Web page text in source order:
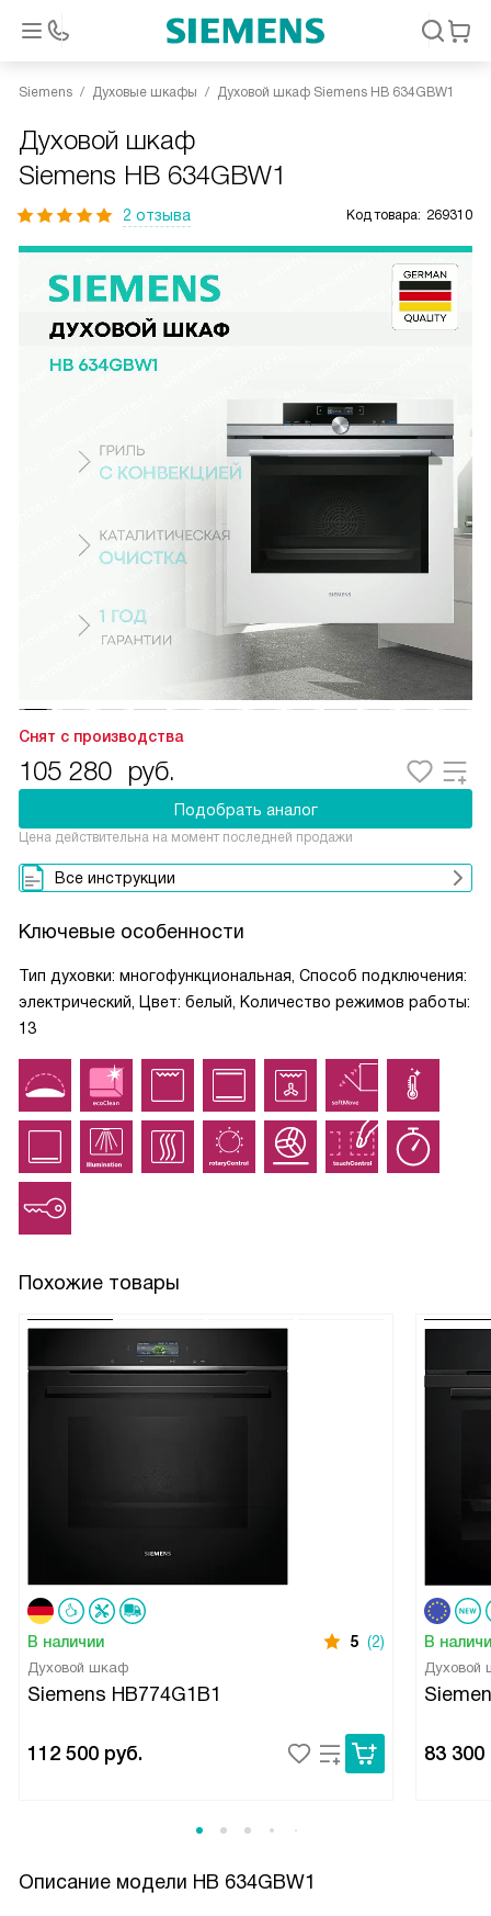
Siemens Духовые шкафы Духовой шкаф Siemens HB 634GBW1
Духовой шкаф
Siemens HB 634GBW1
2 отзыва Код товара: 269310
Снят с производства
105 280 руб.
Подобрать аналог
Цена действительна на момент последней продажи
Все инструкции
Ключевые особенности
Тип духовки: многофункциональная, Способ подключения:
электрический, Цвет: белый, Количество режимов работы:
13
Похожие товары
В наличии 5 (2)
Духовой шкаф
Siemens HB774G1B1
112 500 руб.
В
Духовой
83 300
Описание модели HB 634GBW1